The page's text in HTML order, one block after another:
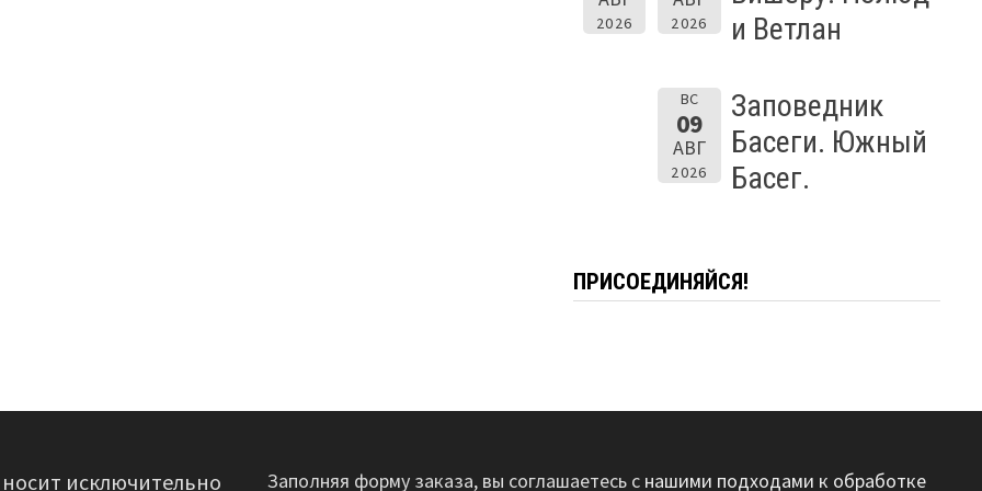
2026 2026
и Ветлан
ВС
09
АВГ
2026
Заповедник
Басеги. Южный
Басег.
ПРИСОЕДИНЯЙСЯ!
исключительно Заполняя форму заказа, вы соглашаетесь с нашими подходами к обработке